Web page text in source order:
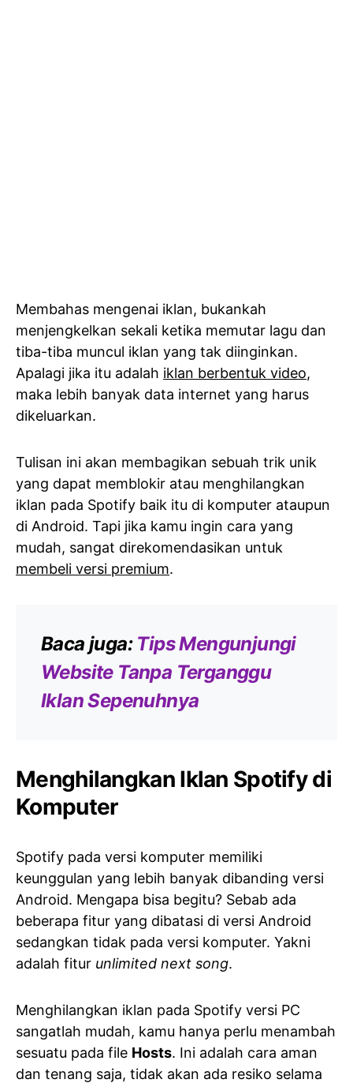
Membahas mengenai iklan, bukankah
menjengkelkan sekali ketika memutar lagu dan
tiba-tiba muncul iklan yang tak diinginkan.
Apalagi jika itu adalah iklan berbentuk video,
maka lebih banyak data internet yang harus
dikeluarkan.
Tulisan ini akan membagikan sebuah trik unik
yang dapat memblokir atau menghilangkan
iklan pada Spotify baik itu di komputer ataupun
di Android. Tapi jika kamu ingin cara yang
mudah, sangat direkomendasikan untuk
membeli versi premium.
Baca juga: Tips Mengunjungi
Website Tanpa Terganggu
Iklan Sepenuhnya
Menghilangkan Iklan Spotify di
Komputer
Spotify pada versi komputer memiliki
keunggulan yang lebih banyak dibanding versi
Android. Mengapa bisa begitu? Sebab ada
beberapa fitur yang dibatasi di versi Android
sedangkan tidak pada versi komputer. Yakni
adalah fitur unlimited next song.
Menghilangkan iklan pada Spotify versi PC
sangatlah mudah, kamu hanya perlu menambah
sesuatu pada file Hosts. Ini adalah cara aman
dan tenang saja, tidak akan ada resiko selama